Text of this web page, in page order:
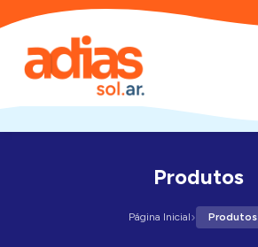
Produtos
Página Inicial› Produtos